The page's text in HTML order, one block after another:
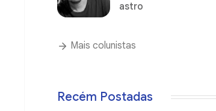
astro
Mais colunistas
Recém Postadas